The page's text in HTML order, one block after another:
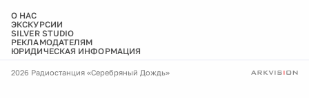
О НАС
ЭКСКУРСИИ
SILVER STUDIO
РЕКЛАМОДАТЕЛЯМ
ЮРИДИЧЕСКАЯ ИНФОРМАЦИЯ
2026 Радиостанция «Серебряный Дождь»